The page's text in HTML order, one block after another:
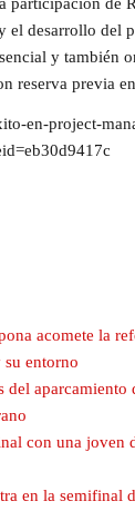
el desarrollo del
y también
reserva previa
en-project-
acomete la
su entorno
del aparcamiento
con una joven
en la semifinal